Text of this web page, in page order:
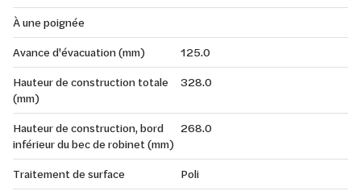
À une poignée
Avance d'évacuation (mm)
125.0
Hauteur de construction totale
(mm)
328.0
Hauteur de construction, bord
inférieur du bec de robinet (mm)
268.0
Traitement de surface
Poli